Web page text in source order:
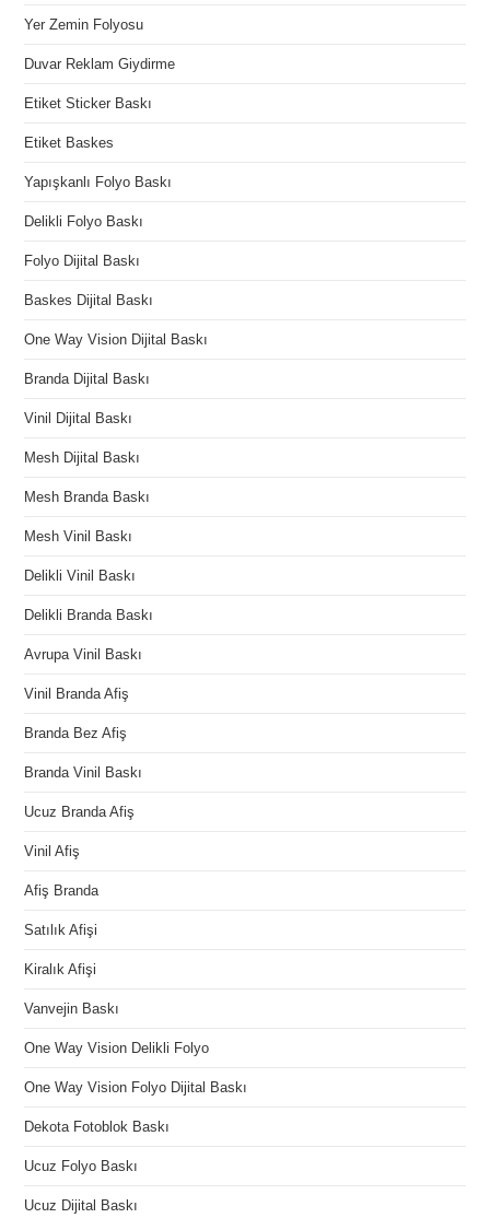
Yer Zemin Folyosu
Duvar Reklam Giydirme
Etiket Sticker Baskı
Etiket Baskes
Yapışkanlı Folyo Baskı
Delikli Folyo Baskı
Folyo Dijital Baskı
Baskes Dijital Baskı
One Way Vision Dijital Baskı
Branda Dijital Baskı
Vinil Dijital Baskı
Mesh Dijital Baskı
Mesh Branda Baskı
Mesh Vinil Baskı
Delikli Vinil Baskı
Delikli Branda Baskı
Avrupa Vinil Baskı
Vinil Branda Afiş
Branda Bez Afiş
Branda Vinil Baskı
Ucuz Branda Afiş
Vinil Afiş
Afiş Branda
Satılık Afişi
Kiralık Afişi
Vanvejin Baskı
One Way Vision Delikli Folyo
One Way Vision Folyo Dijital Baskı
Dekota Fotoblok Baskı
Ucuz Folyo Baskı
Ucuz Dijital Baskı